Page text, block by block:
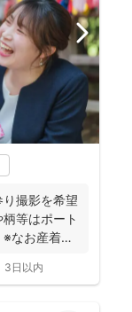
撮影を希望
等はポート
なお産着は
3日以内